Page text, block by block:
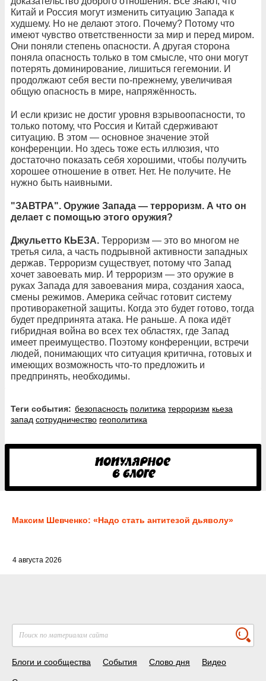
Китай и Россия могут изменить ситуацию Запада к
худшему. Но не делают этого. Почему? Потому что
имеют чувство ответственности за мир и перед миром.
Они поняли степень опасности. А другая сторона
поняла опасность только в том смысле, что они могут
потерять доминирование, лишиться гегемонии. И
продолжают себя вести по-прежнему, увеличивая
общую опасность в мире, напряжённость.
И если кризис не достиг уровня взрывоопасности, то
только потому, что Россия и Китай сдерживают
ситуацию. В этом — основное значение этой
конференции. Но здесь тоже есть иллюзия, что
достаточно показать себя хорошими, чтобы получить
хорошее отношение в ответ. Нет. Не получите. Не
нужно быть наивными.
"ЗАВТРА". Оружие Запада — терроризм. А что он
делает с помощью этого оружия?
Джульетто КЬЕЗА. Терроризм — это во многом не
третья сила, а часть подрывной активности западных
держав. Терроризм существует, потому что Запад
хочет завоевать мир. И терроризм — это оружие в
руках Запада для завоевания мира, создания хаоса,
смены режимов. Америка сейчас готовит систему
противоракетной защиты. Когда это будет готово, тогда
будет предпринята атака. Не раньше. А пока идёт
гибридная война во всех тех областях, где Запад
имеет преимущество. Поэтому конференции, встречи
людей, понимающих что ситуация критична, готовых и
имеющих возможность что-то предложить и
предпринять, необходимы.
Теги события: безопасность политика терроризм кьеза
запад сотрудничество геополитика
Максим Шевченко: «Надо стать антитезой дьяволу»
4 августа 2026
Блоги и сообщества События Слово дня Видео